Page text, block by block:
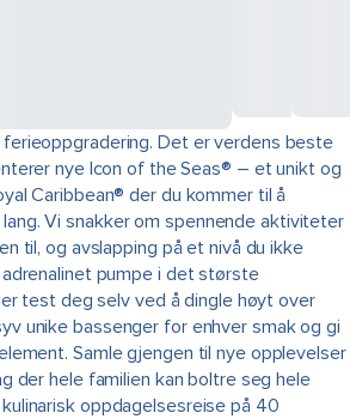
Det er verdens beste
nye Icon of the Seas® – et unikt og
Caribbean® der du kommer til å
Vi snakker om spennende aktiviteter
til, og avslapping på et nivå du ikke
pumpe i det største
test deg selv ved å dingle høyt over
unike bassenger for enhver smak og gi
Samle gjengen til nye opplevelser
der hele familien kan boltre seg hele
oppdagelsesreise på 40